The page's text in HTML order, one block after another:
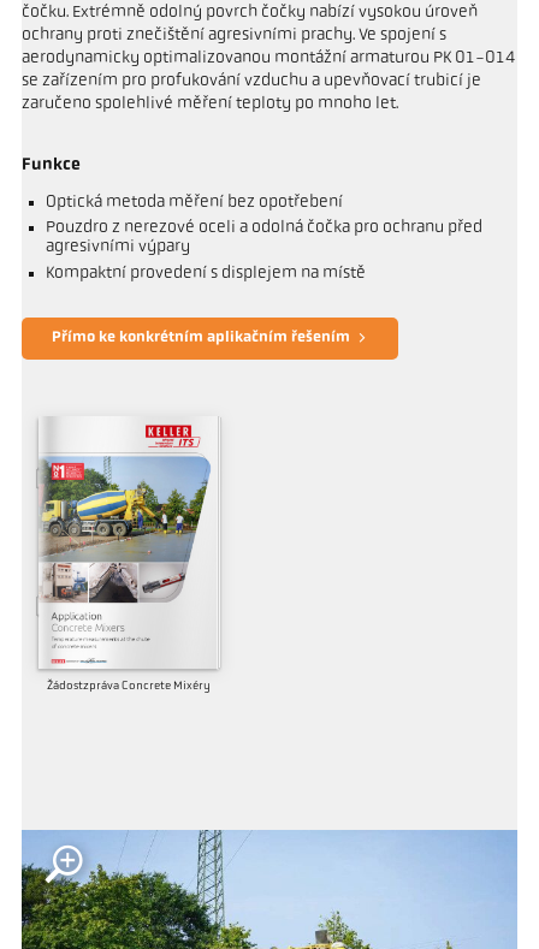
čočku. Extrémně odolný povrch čočky nabízí vysokou úroveň
ochrany proti znečištění agresivními prachy. Ve spojení s
aerodynamicky optimalizovanou montážní armaturou PK 01-014
se zařízením pro profukování vzduchu a upevňovací trubicí je
zaručeno spolehlivé měření teploty po mnoho let.
Funkce
Optická metoda měření bez opotřebení
Pouzdro z nerezové oceli a odolná čočka pro ochranu před
agresivními výpary
Kompaktní provedení s displejem na místě
Přímo ke konkrétním aplikačním řešením
Žádostzpráva Concrete Mixéry